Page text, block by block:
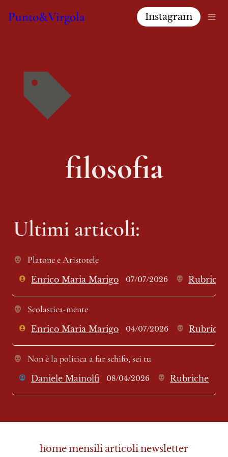
Punto&Virgola Instagram
filosofia
Ultimi articoli:
Platone e Aristotele
Enrico Maria Marigo 07/07/2026 Rubriche
Scolastica-mente
Enrico Maria Marigo 04/07/2026 Rubriche
Non è la politica a far schifo, sei tu
Daniele Mainolfi 08/04/2026 Rubriche
homemensiliarticolinewsletter